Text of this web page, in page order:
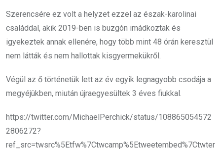
Szerencsére ez volt a helyzet ezzel az észak-karolinai
családdal, akik 2019-ben is buzgón imádkoztak és
igyekeztek annak ellenére, hogy több mint 48 órán keresztül
nem látták és nem hallottak kisgyermekükről.
Végül az ő történetük lett az év egyik legnagyobb csodája a
megyéjükben, miután újraegyesültek 3 éves fiukkal.
https://twitter.com/MichaelPerchick/status/108865054572
2806272?
ref_src=twsrc%5Etfw%7Ctwcamp%5Etweetembed%7Ctwter